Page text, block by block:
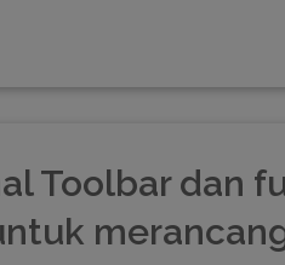
Toolbar dan